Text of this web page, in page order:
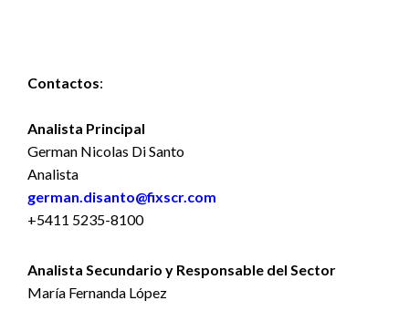
Contactos:
Analista Principal
German Nicolas Di Santo
Analista
german.disanto@fixscr.com
+5411 5235-8100
Analista Secundario y Responsable del Sector
María Fernanda López